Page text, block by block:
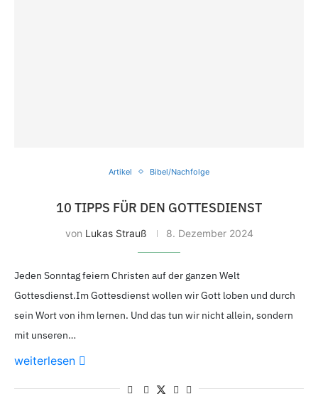
Artikel Bibel/Nachfolge
10 TIPPS FÜR DEN GOTTESDIENST
von Lukas Strauß 8. Dezember 2024
Jeden Sonntag feiern Christen auf der ganzen Welt
Gottesdienst.Im Gottesdienst wollen wir Gott loben und durch
sein Wort von ihm lernen. Und das tun wir nicht allein, sondern
mit unseren…
weiterlesen